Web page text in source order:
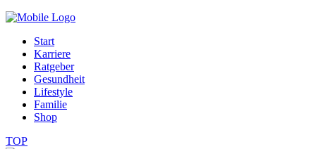
Start
Karriere
Ratgeber
Gesundheit
Lifestyle
Familie
Shop
TOP